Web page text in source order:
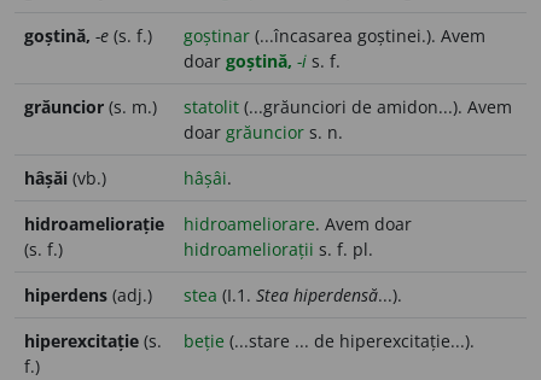
goștină, -e (s. f.) goștinar (...încasarea goștinei.). Avem
doar goștină, -i s. f.
grăuncior (s. m.) statolit (...grăunciori de amidon...). Avem
doar grăuncior s. n.
hâșăi (vb.) hâșâi.
hidroameliorație
(s. f.)
hidroameliorare. Avem doar
hidroameliorații s. f. pl.
hiperdens (adj.) stea (I.1. Stea hiperdensă...).
hiperexcitație (s.
f.)
beție (...stare ... de hiperexcitație...).